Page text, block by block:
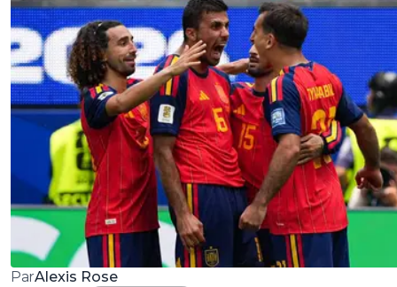
ParAlexis Rose